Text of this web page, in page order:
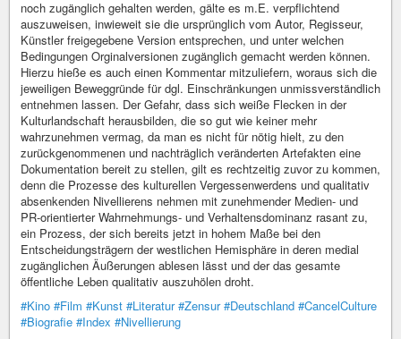
noch zugänglich gehalten werden, gälte es m.E. verpflichtend
auszuweisen, inwieweit sie die ursprünglich vom Autor, Regisseur,
Künstler freigegebene Version entsprechen, und unter welchen
Bedingungen Orginalversionen zugänglich gemacht werden können.
Hierzu hieße es auch einen Kommentar mitzuliefern, woraus sich die
jeweiligen Beweggründe für dgl. Einschränkungen unmissverständlich
entnehmen lassen. Der Gefahr, dass sich weiße Flecken in der
Kulturlandschaft herausbilden, die so gut wie keiner mehr
wahrzunehmen vermag, da man es nicht für nötig hielt, zu den
zurückgenommenen und nachträglich veränderten Artefakten eine
Dokumentation bereit zu stellen, gilt es rechtzeitig zuvor zu kommen,
denn die Prozesse des kulturellen Vergessenwerdens und qualitativ
absenkenden Nivellierens nehmen mit zunehmender Medien- und
PR-orientierter Wahrnehmungs- und Verhaltensdominanz rasant zu,
ein Prozess, der sich bereits jetzt in hohem Maße bei den
Entscheidungsträgern der westlichen Hemisphäre in deren medial
zugänglichen Äußerungen ablesen lässt und der das gesamte
öffentliche Leben qualitativ auszuhölen droht.
#Kino #Film #Kunst #Literatur #Zensur #Deutschland #CancelCulture
#Biografie #Index #Nivellierung